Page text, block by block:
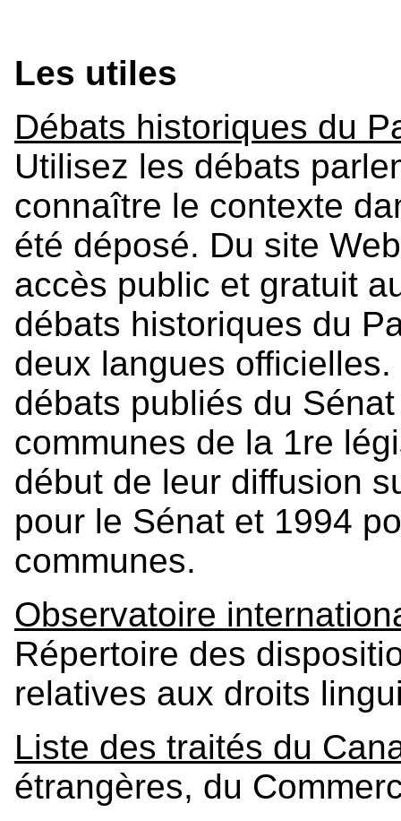
Les utiles
Débats historiques du
Utilisez les débats
connaître le contexte
été déposé. Du site
accès public et gratuit
débats historiques du
deux langues
débats publiés du
communes de la 1re
début de leur diffusion
pour le Sénat et 1994
communes.
Observatoire
Répertoire des
relatives aux droits
Liste des traités du
étrangères, du